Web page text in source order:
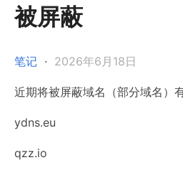
被屏蔽
笔记 · 2026年6月18日
近期将被屏蔽域名（部分域名）
ydns.eu
qzz.io